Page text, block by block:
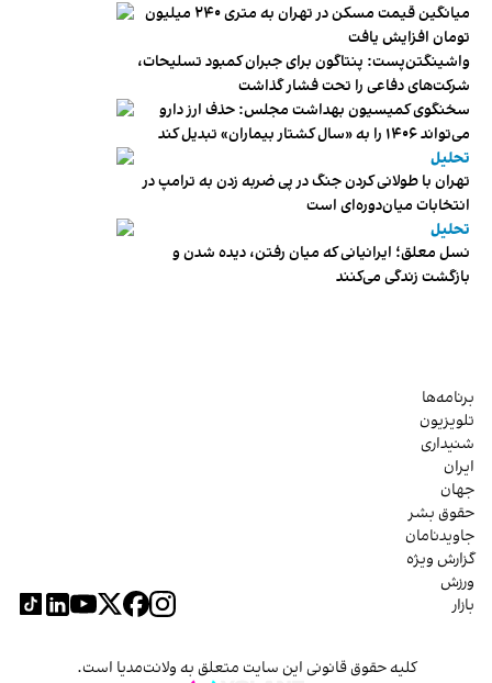
میانگین قیمت مسکن در تهران به متری ۲۴۰ میلیون
تومان افزایش یافت
واشینگتن‌پست: پنتاگون برای جبران کمبود تسلیحات،
شرکت‌های دفاعی را تحت فشار گذاشت
سخنگوی کمیسیون بهداشت مجلس: حذف ارز دارو
می‌تواند ۱۴۰۶ را به «سال کشتار بیماران» تبدیل کند
تحلیل
تهران با طولانی کردن جنگ در پی ضربه زدن به ترامپ در
انتخابات میان‌دوره‌ای است
تحلیل
نسل معلق؛ ایرانیانی که میان رفتن، دیده شدن و
بازگشت زندگی می‌کنند
برنامه‌ها
تلویزیون
شنیداری
ایران
جهان
حقوق بشر
جاویدنامان
گزارش ویژه
ورزش
بازار
کلیه حقوق قانونی این سایت متعلق به ولانت‌مدیا است.